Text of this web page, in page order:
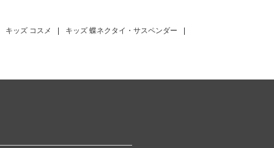
キッズ コスメ | キッズ 蝶ネクタイ・サスペンダー |